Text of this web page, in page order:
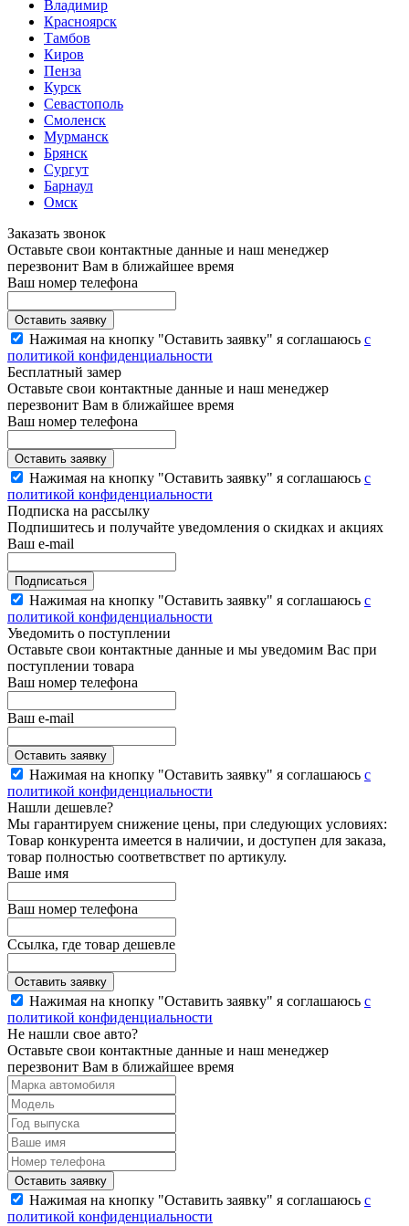
Владимир
Красноярск
Тамбов
Киров
Пенза
Курск
Севастополь
Смоленск
Мурманск
Брянск
Сургут
Барнаул
Омск
Заказать звонок
Оставьте свои контактные данные и наш менеджер
перезвонит Вам в ближайшее время
Ваш номер телефона
Нажимая на кнопку "Оставить заявку" я соглашаюсь с
политикой конфиденциальности
Бесплатный замер
Оставьте свои контактные данные и наш менеджер
перезвонит Вам в ближайшее время
Ваш номер телефона
Нажимая на кнопку "Оставить заявку" я соглашаюсь с
политикой конфиденциальности
Подписка на рассылку
Подпишитесь и получайте уведомления о скидках и акциях
Ваш e-mail
Нажимая на кнопку "Оставить заявку" я соглашаюсь с
политикой конфиденциальности
Уведомить о поступлении
Оставьте свои контактные данные и мы уведомим Вас при
поступлении товара
Ваш номер телефона
Ваш e-mail
Нажимая на кнопку "Оставить заявку" я соглашаюсь с
политикой конфиденциальности
Нашли дешевле?
Мы гарантируем снижение цены, при следующих условиях:
Товар конкурента имеется в наличии, и доступен для заказа,
товар полностью соответвствет по артикулу.
Ваше имя
Ваш номер телефона
Ссылка, где товар дешевле
Нажимая на кнопку "Оставить заявку" я соглашаюсь с
политикой конфиденциальности
Не нашли свое авто?
Оставьте свои контактные данные и наш менеджер
перезвонит Вам в ближайшее время
Нажимая на кнопку "Оставить заявку" я соглашаюсь с
политикой конфиденциальности